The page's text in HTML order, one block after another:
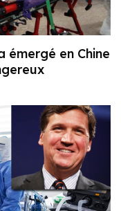
émergé en Chine